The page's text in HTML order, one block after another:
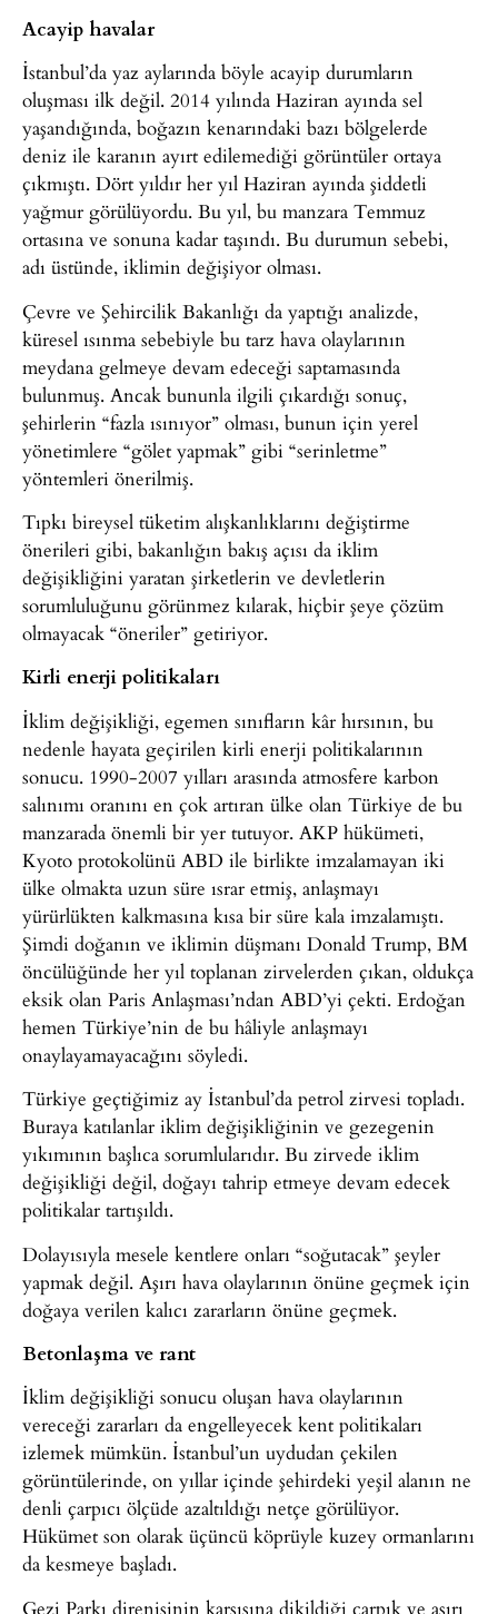
Acayip havalar
İstanbul’da yaz aylarında böyle acayip durumların
oluşması ilk değil. 2014 yılında Haziran ayında sel
yaşandığında, boğazın kenarındaki bazı bölgelerde
deniz ile karanın ayırt edilemediği görüntüler ortaya
çıkmıştı. Dört yıldır her yıl Haziran ayında şiddetli
yağmur görülüyordu. Bu yıl, bu manzara Temmuz
ortasına ve sonuna kadar taşındı. Bu durumun sebebi,
adı üstünde, iklimin değişiyor olması.
Çevre ve Şehircilik Bakanlığı da yaptığı analizde,
küresel ısınma sebebiyle bu tarz hava olaylarının
meydana gelmeye devam edeceği saptamasında
bulunmuş. Ancak bununla ilgili çıkardığı sonuç,
şehirlerin “fazla ısınıyor” olması, bunun için yerel
yönetimlere “gölet yapmak” gibi “serinletme”
yöntemleri önerilmiş.
Tıpkı bireysel tüketim alışkanlıklarını değiştirme
önerileri gibi, bakanlığın bakış açısı da iklim
değişikliğini yaratan şirketlerin ve devletlerin
sorumluluğunu görünmez kılarak, hiçbir şeye çözüm
olmayacak “öneriler” getiriyor.
Kirli enerji politikaları
İklim değişikliği, egemen sınıfların kâr hırsının, bu
nedenle hayata geçirilen kirli enerji politikalarının
sonucu. 1990-2007 yılları arasında atmosfere karbon
salınımı oranını en çok artıran ülke olan Türkiye de bu
manzarada önemli bir yer tutuyor. AKP hükümeti,
Kyoto protokolünü ABD ile birlikte imzalamayan iki
ülke olmakta uzun süre ısrar etmiş, anlaşmayı
yürürlükten kalkmasına kısa bir süre kala imzalamıştı.
Şimdi doğanın ve iklimin düşmanı Donald Trump, BM
öncülüğünde her yıl toplanan zirvelerden çıkan, oldukça
eksik olan Paris Anlaşması’ndan ABD’yi çekti. Erdoğan
hemen Türkiye’nin de bu hâliyle anlaşmayı
onaylayamayacağını söyledi.
Türkiye geçtiğimiz ay İstanbul’da petrol zirvesi topladı.
Buraya katılanlar iklim değişikliğinin ve gezegenin
yıkımının başlıca sorumlularıdır. Bu zirvede iklim
değişikliği değil, doğayı tahrip etmeye devam edecek
politikalar tartışıldı.
Dolayısıyla mesele kentlere onları “soğutacak” şeyler
yapmak değil. Aşırı hava olaylarının önüne geçmek için
doğaya verilen kalıcı zararların önüne geçmek.
Betonlaşma ve rant
İklim değişikliği sonucu oluşan hava olaylarının
vereceği zararları da engelleyecek kent politikaları
izlemek mümkün. İstanbul’un uydudan çekilen
görüntülerinde, on yıllar içinde şehirdeki yeşil alanın ne
denli çarpıcı ölçüde azaltıldığı netçe görülüyor.
Hükümet son olarak üçüncü köprüyle kuzey ormanlarını
da kesmeye başladı.
Gezi Parkı direnişinin karşısına dikildiği çarpık ve aşırı